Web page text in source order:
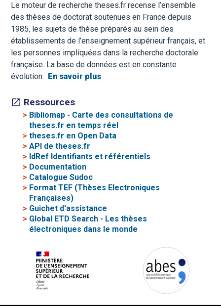
Le moteur de recherche theses.fr recense l’ensemble
des thèses de doctorat soutenues en France depuis
1985, les sujets de thèse préparés au sein des
établissements de l’enseignement supérieur français, et
les personnes impliquées dans la recherche doctorale
française. La base de données est en constante
évolution.
En savoir plus
Ressources
> Bibliomap - Carte des consultations de
theses.fr en temps réel
>theses.fr en Open Data
>API de theses.fr
> IdRef Identifiants et référentiels
> Documentation
> Catalogue Sudoc
> Format TEF (Thèses Electroniques
Françaises)
> Guichet d'assistance
> Global ETD Search - Les thèses
électroniques dans le monde